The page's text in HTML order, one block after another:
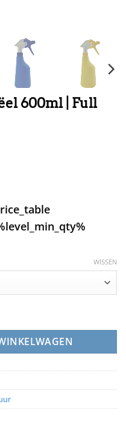
600ml | Full
WISSEN
color aantal